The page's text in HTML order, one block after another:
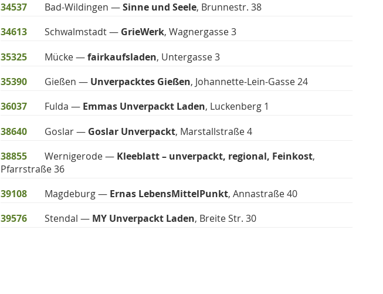
34537 Bad-Wildingen —Sinne und Seele, Brunnestr. 38
34613
Schwalmstadt — GrieWerk, Wagnergasse 3
35325
Mücke —fairkaufsladen, Untergasse 3
35390
Gießen — Unverpacktes Gießen, Johannette-Lein-Gasse 24
36037
Fulda — Emmas Unverpackt Laden, Luckenberg 1
38640
Goslar — Goslar Unverpackt, Marstallstraße 4
38855
Wernigerode — Kleeblatt – unverpackt, regional, Feinkost,
Pfarrstraße 36
39108
Magdeburg — Ernas LebensMittelPunkt, Annastraße 40
39576
Stendal — MY Unverpackt Laden, Breite Str. 30